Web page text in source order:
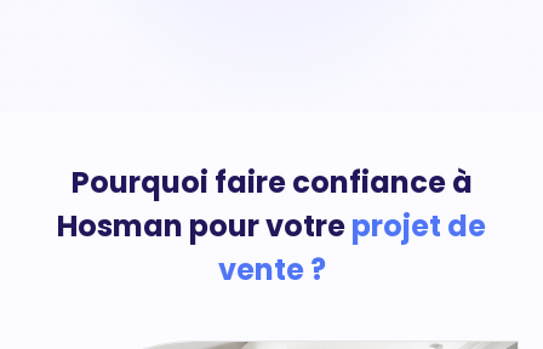
Pourquoi faire confiance à
Hosman pour votreprojet de
vente ?